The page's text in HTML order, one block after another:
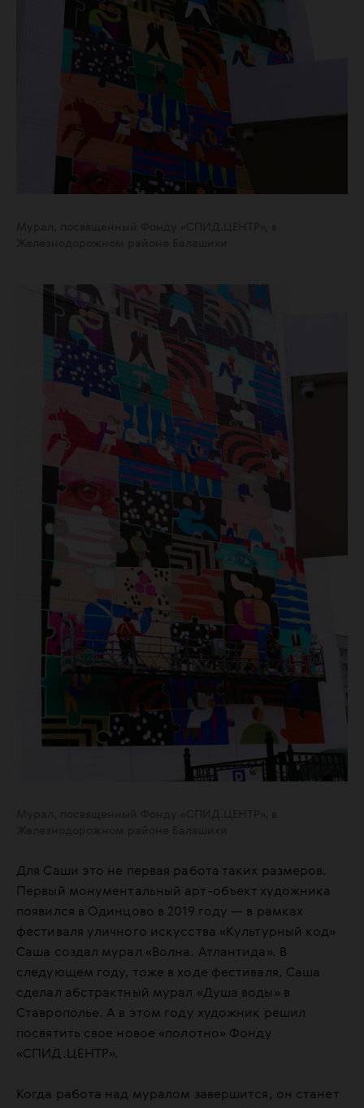
Для Саши это не первая работа таких размеров.
Первый монументальный арт-объект художника
появился в Одинцово в 2019 году — в рамках
фестиваля уличного искусства «Культурный код»
Саша создал мурал «Волна. Атлантида». В
следующем году, тоже в ходе фестиваля, Саша
сделал абстрактный мурал «Душа воды» в
Ставрополье. А в этом году художник решил
посвятить свое новое «полотно» Фонду
«СПИД.ЦЕНТР».
Когда работа над муралом завершится, он станет